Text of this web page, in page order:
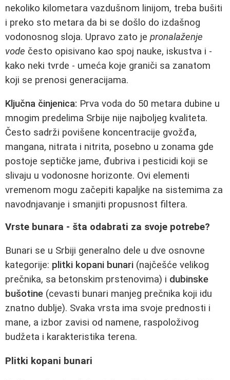
nekoliko kilometara vazdušnom linijom, treba bušiti
i preko sto metara da bi se došlo do izdašnog
vodonosnog sloja. Upravo zato je pronalaženje
vode često opisivano kao spoj nauke, iskustva i -
kako neki tvrde - umeća koje graniči sa zanatom
koji se prenosi generacijama.
Ključna činjenica: Prva voda do 50 metara dubine u
mnogim predelima Srbije nije najboljeg kvaliteta.
Često sadrži povišene koncentracije gvožđa,
mangana, nitrata i nitrita, posebno u zonama gde
postoje septičke jame, đubriva i pesticidi koji se
slivaju u vodonosne horizonte. Ovi elementi
vremenom mogu začepiti kapaljke na sistemima za
navodnjavanje i smanjiti propusnost filtera.
Vrste bunara - šta odabrati za svoje potrebe?
Bunari se u Srbiji generalno dele u dve osnovne
kategorije: plitki kopani bunari (najčešće velikog
prečnika, sa betonskim prstenovima) i dubinske
bušotine (cevasti bunari manjeg prečnika koji idu
znatno dublje). Svaka vrsta ima svoje prednosti i
mane, a izbor zavisi od namene, raspoloživog
budžeta i karakteristika terena.
Plitki kopani bunari